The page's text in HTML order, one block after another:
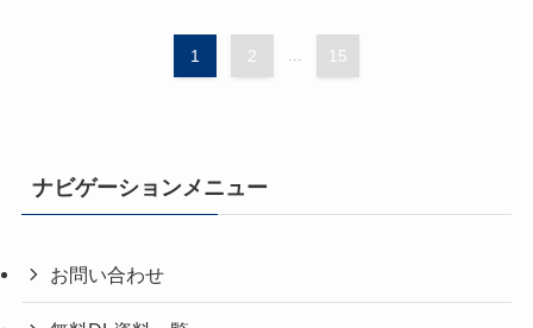
1 2 15
ナビゲーションメニュー
お問い合わせ